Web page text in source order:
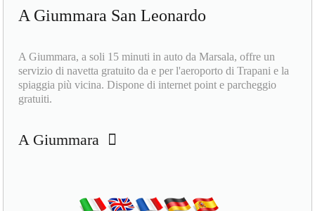
A Giummara San Leonardo
A Giummara, a soli 15 minuti in auto da Marsala, offre un
servizio di navetta gratuito da e per l'aeroporto di Trapani e la
spiaggia più vicina. Dispone di internet point e parcheggio
gratuiti.
A Giummara